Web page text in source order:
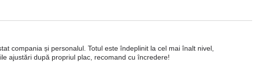
compania și personalul. Totul este îndeplinit la cel mai înalt nivel,
ajustări după propriul plac, recomand cu încredere!